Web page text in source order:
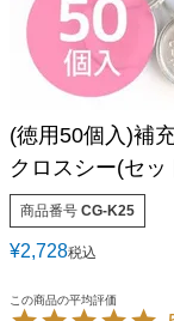
(徳用50個入)補
クロスシー(セッ
商品番号 CG-K25
¥2,728税込